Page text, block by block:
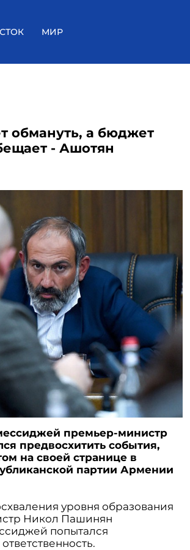
МИР
обмануть, а бюджет
- Ашотян
премьер-министр
предвосхитить события,
на своей странице в
партии Армении
уровня образования
Никол Пашинян
попытался